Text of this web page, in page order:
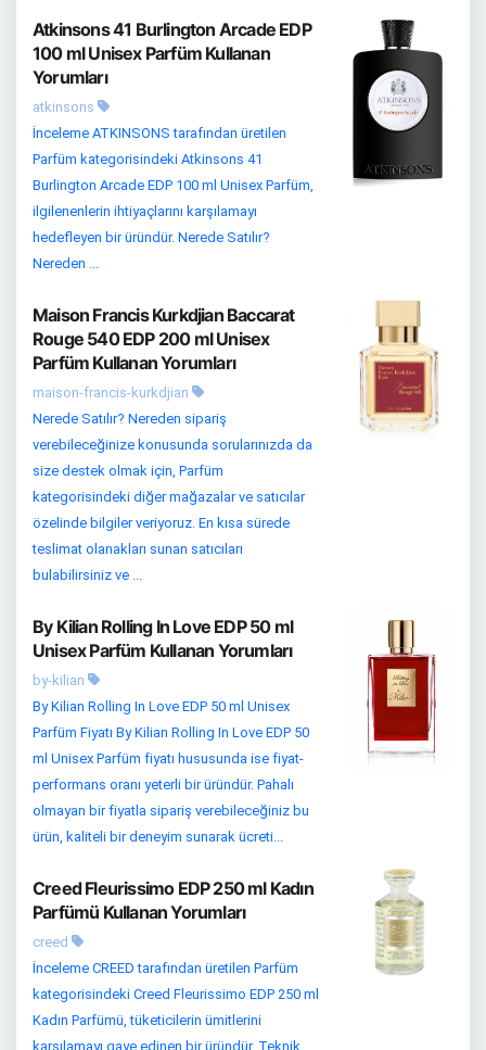
Atkinsons 41 Burlington Arcade EDP
100 ml Unisex Parfüm Kullanan
Yorumları
atkinsons
İnceleme ATKINSONS tarafından üretilen
Parfüm kategorisindeki Atkinsons 41
Burlington Arcade EDP 100 ml Unisex Parfüm,
ilgilenenlerin ihtiyaçlarını karşılamayı
hedefleyen bir üründür. Nerede Satılır?
Nereden ...
Maison Francis Kurkdjian Baccarat
Rouge 540 EDP 200 ml Unisex
Parfüm Kullanan Yorumları
maison-francis-kurkdjian
Nerede Satılır? Nereden sipariş
verebileceğinize konusunda sorularınızda da
size destek olmak için, Parfüm
kategorisindeki diğer mağazalar ve satıcılar
özelinde bilgiler veriyoruz. En kısa sürede
teslimat olanakları sunan satıcıları
bulabilirsiniz ve ...
By Kilian Rolling In Love EDP 50 ml
Unisex Parfüm Kullanan Yorumları
by-kilian
By Kilian Rolling In Love EDP 50 ml Unisex
Parfüm Fiyatı By Kilian Rolling In Love EDP 50
ml Unisex Parfüm fiyatı hususunda ise fiyat-
performans oranı yeterli bir üründür. Pahalı
olmayan bir fiyatla sipariş verebileceğiniz bu
ürün, kaliteli bir deneyim sunarak ücreti...
Creed Fleurissimo EDP 250 ml Kadın
Parfümü Kullanan Yorumları
creed
İnceleme CREED tarafından üretilen Parfüm
kategorisindeki Creed Fleurissimo EDP 250 ml
Kadın Parfümü, tüketicilerin ümitlerini
karşılamayı gaye edinen bir üründür. Teknik